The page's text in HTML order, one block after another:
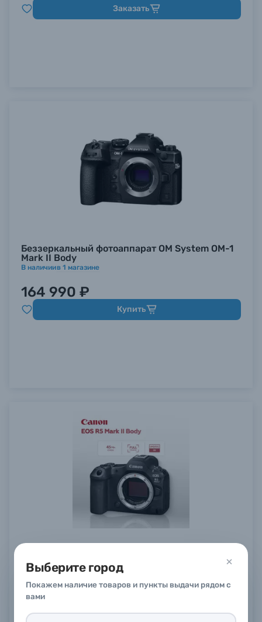
Выберите город
Покажем наличие товаров и пункты выдачи рядом с
вами
Заказать
Беззеркальный фотоаппарат OM System OM-1
Mark II Body
В наличиив 1 магазине
164 990 ₽
Купить
В наличиив5магазинах
275 900 ₽